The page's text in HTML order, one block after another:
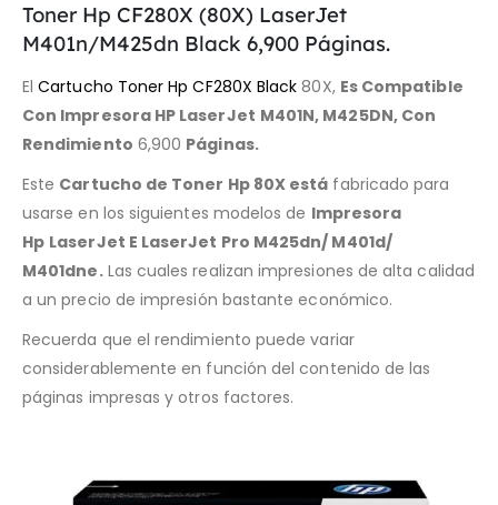
Toner Hp CF280X (80X) LaserJet
M401n/M425dn Black 6,900 Páginas.
ElCartucho Toner Hp CF280X Black 80X, Es Compatible
Con Impresora HP LaserJet M401N, M425DN, Con
Rendimiento 6,900 Páginas.
Este Cartucho de Toner Hp 80X está fabricado para
usarse en los siguientes modelos de Impresora
Hp LaserJet E LaserJet Pro M425dn/ M401d/
M401dne.Las cuales realizan impresiones de alta calidad
a un precio de impresión bastante económico.
Recuerda que el rendimiento puede variar
considerablemente en función del contenido de las
páginas impresas y otros factores.